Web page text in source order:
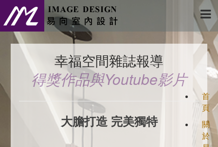
幸福空間雜誌報導
得獎作品與Youtube影片
大膽打造 完美獨特
首
頁
關
於